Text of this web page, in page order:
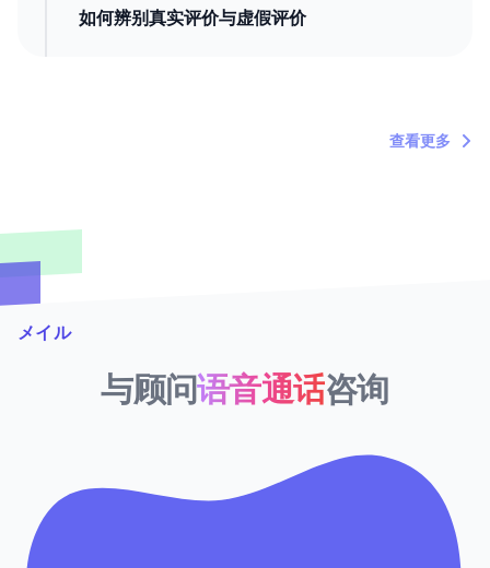
如何辨别真实评价与虚假评价
查看更多
メイル
与顾问语音通话咨询